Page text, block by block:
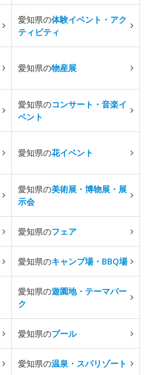
愛知県の体験イベント・アク
ティビティ
愛知県の物産展
愛知県のコンサート・音楽イ
ベント
愛知県の花イベント
愛知県の美術展・博物展・展
示会
愛知県のフェア
愛知県のキャンプ場・BBQ場
愛知県の遊園地・テーマパー
ク
愛知県のプール
愛知県の温泉・スパリゾート